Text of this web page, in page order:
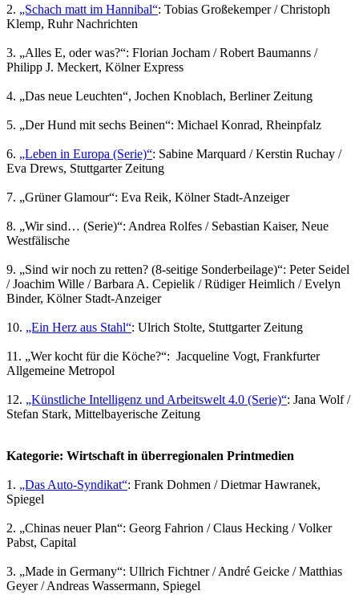
2. „Schach matt im Hannibal“: Tobias Großekemper / Christoph
Klemp, Ruhr Nachrichten
3. „Alles E, oder was?“: Florian Jocham / Robert Baumanns /
Philipp J. Meckert, Kölner Express
4. „Das neue Leuchten“, Jochen Knoblach, Berliner Zeitung
5. „Der Hund mit sechs Beinen“: Michael Konrad, Rheinpfalz
6. „Leben in Europa (Serie)“: Sabine Marquard / Kerstin Ruchay /
Eva Drews, Stuttgarter Zeitung
7. „Grüner Glamour“: Eva Reik, Kölner Stadt-Anzeiger
8. „Wir sind… (Serie)“: Andrea Rolfes / Sebastian Kaiser, Neue
Westfälische
9. „Sind wir noch zu retten? (8-seitige Sonderbeilage)“: Peter Seidel
/ Joachim Wille / Barbara A. Cepielik / Rüdiger Heimlich / Evelyn
Binder, Kölner Stadt-Anzeiger
10. „Ein Herz aus Stahl“: Ulrich Stolte, Stuttgarter Zeitung
11. „Wer kocht für die Köche?“: Jacqueline Vogt, Frankfurter
Allgemeine Metropol
12. „Künstliche Intelligenz und Arbeitswelt 4.0 (Serie)“: Jana Wolf /
Stefan Stark, Mittelbayerische Zeitung
Kategorie: Wirtschaft in überregionalen Printmedien
1. „Das Auto-Syndikat“: Frank Dohmen / Dietmar Hawranek,
Spiegel
2. „Chinas neuer Plan“: Georg Fahrion / Claus Hecking / Volker
Pabst, Capital
3. „Made in Germany“: Ullrich Fichtner / André Geicke / Matthias
Geyer / Andreas Wassermann, Spiegel